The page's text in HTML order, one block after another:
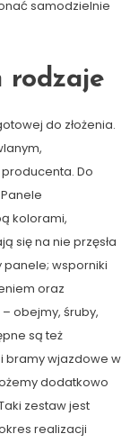
samodzielnie
rodzaje
do złożenia.
Do
kolorami,
się na nie przęsła
panele; wsporniki
oraz
obejmy, śruby,
są też
bramy wjazdowe w
dodatkowo
zestaw jest
realizacji